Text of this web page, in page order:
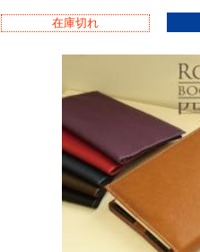
在庫切れ